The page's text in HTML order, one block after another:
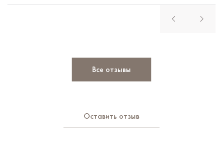
Все отзывы
Оставить отзыв